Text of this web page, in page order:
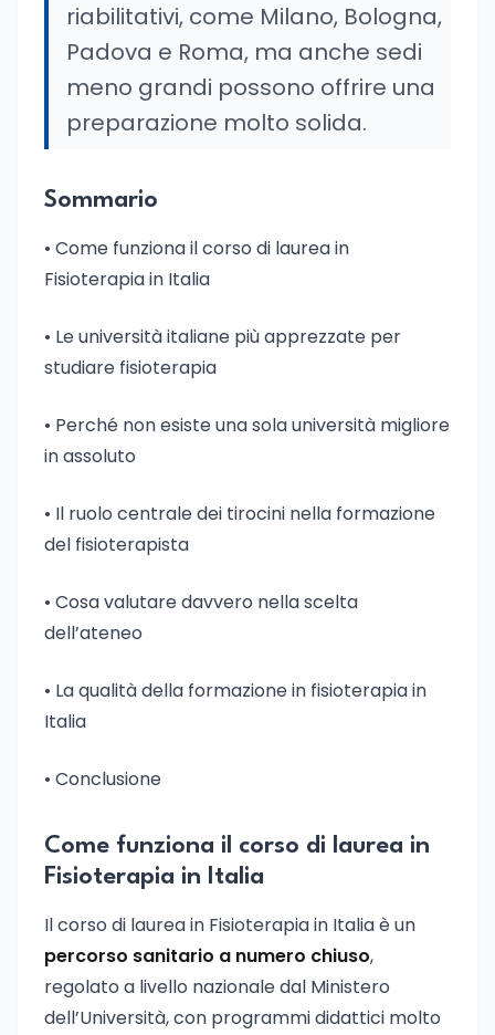
riabilitativi, come Milano, Bologna,
Padova e Roma, ma anche sedi
meno grandi possono offrire una
preparazione molto solida.
Sommario
• Come funziona il corso di laurea in
Fisioterapia in Italia
• Le università italiane più apprezzate per
studiare fisioterapia
• Perché non esiste una sola università migliore
in assoluto
• Il ruolo centrale dei tirocini nella formazione
del fisioterapista
• Cosa valutare davvero nella scelta
dell’ateneo
• La qualità della formazione in fisioterapia in
Italia
• Conclusione
Come funziona il corso di laurea in
Fisioterapia in Italia
Il corso di laurea in Fisioterapia in Italia è un
percorso sanitario a numero chiuso,
regolato a livello nazionale dal Ministero
dell’Università, con programmi didattici molto